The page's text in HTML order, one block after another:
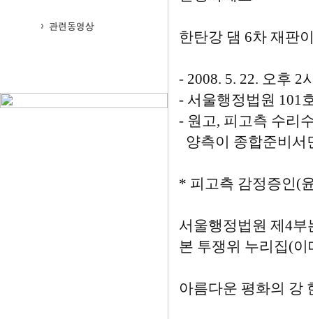
한탄강 댐 6차 재판
- 2008. 5. 22. 오후 2
- 서울행정법원 101
- 원고, 피고측 수리
양측이 종합준비
* 피고측 감정증인(
서울행정법원 제4부
본 투쟁위 누리집(
아름다운 평화의 강